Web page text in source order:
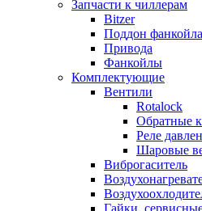
Запчасти к чиллерам
Bitzer
Поддон фанкойла
Привода
Фанкойлы
Комплектующие
Вентили
Rotalock
Обратные
Реле
Шаровые
Виброгаситель
Гайки,